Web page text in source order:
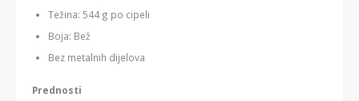
Težina: 544 g po cipeli
Boja: Bež
Bez metalnih dijelova
Prednosti